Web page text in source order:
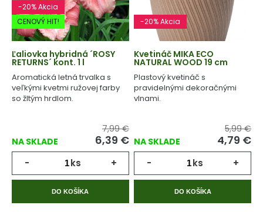
-20% Akcia
CENOVÝ HIT!
Ľaliovka hybridná ´ROSY
RETURNS´ kont. 1 l
Aromatická letná trvalka s
veľkými kvetmi ružovej farby
so žltým hrdlom.
NA SKLADE
7,99 €
6,39 €
- ks +
DO KOŠÍKA
-20% Akcia
Kvetináč MIKA ECO
NATURAL WOOD 19 cm
Plastový kvetináč s
pravidelnými dekoračnými
vlnami.
NA SKLADE
5,99 €
4,79 €
- ks +
DO KOŠÍKA